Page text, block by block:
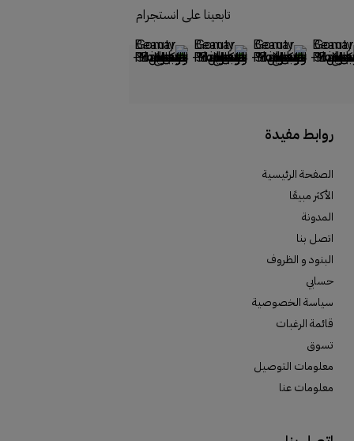
تابعينا على انستجرام
روابط مفيدة
الصفحة الرئيسية
الأكثر مبيعًا
المدونة
اتصل بنا
البنود و الظروف
حسابي
سياسة الخصوصية
قائمة الرغبات
تسوق
معلومات التوصيل
معلومات عنا